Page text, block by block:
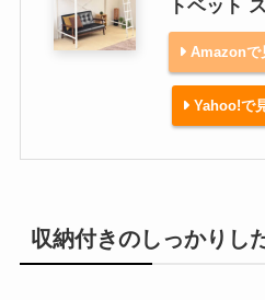
トベット
Amazonで
Yahoo!で
収納付きのしっかりし